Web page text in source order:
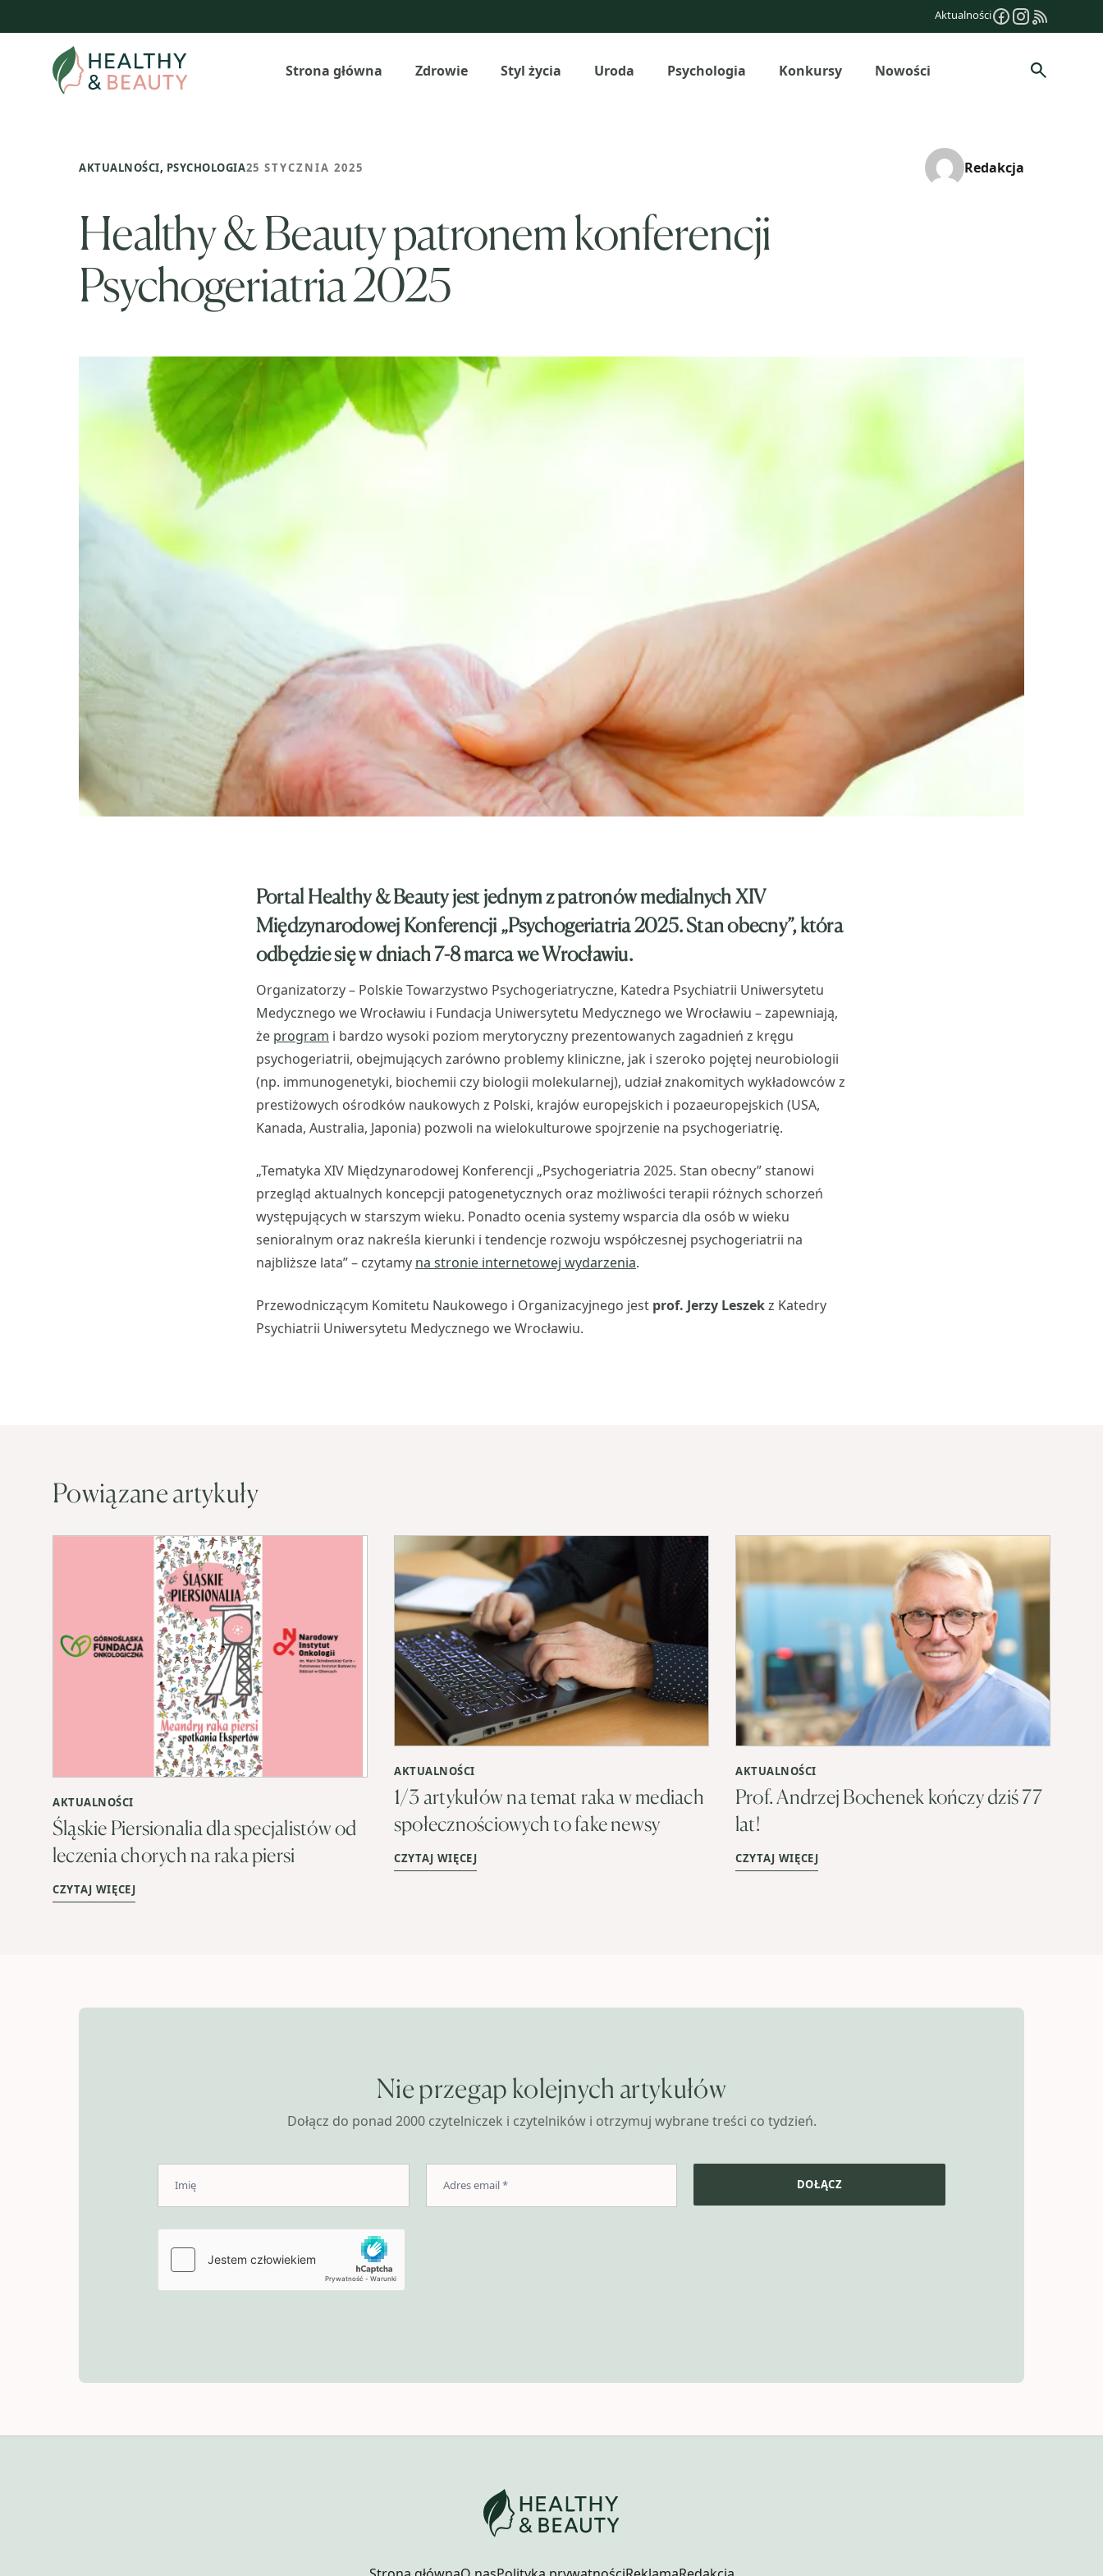
do
Aktualności
Strona główna Zdrowie Styl życia Uroda Psychologia Konkursy Nowości Szukaj
AKTUALNOŚCI, PSYCHOLOGIA25 STYCZNIA 2025 Redakcja
Healthy & Beauty patronem konferencji
Psychogeriatria 2025
Portal Healthy & Beauty jest jednym z patronów medialnych XIV
Międzynarodowej Konferencji „Psychogeriatria 2025. Stan obecny”, która
odbędzie się w dniach 7-8 marca we Wrocławiu.
Organizatorzy – Polskie Towarzystwo Psychogeriatryczne, Katedra Psychiatrii Uniwersytetu
Medycznego we Wrocławiu i Fundacja Uniwersytetu Medycznego we Wrocławiu – zapewniają,
że program i bardzo wysoki poziom merytoryczny prezentowanych zagadnień z kręgu
psychogeriatrii, obejmujących zarówno problemy kliniczne, jak i szeroko pojętej neurobiologii
(np. immunogenetyki, biochemii czy biologii molekularnej), udział znakomitych wykładowców z
prestiżowych ośrodków naukowych z Polski, krajów europejskich i pozaeuropejskich (USA,
Kanada, Australia, Japonia) pozwoli na wielokulturowe spojrzenie na psychogeriatrię.
„Tematyka XIV Międzynarodowej Konferencji „Psychogeriatria 2025. Stan obecny” stanowi
przegląd aktualnych koncepcji patogenetycznych oraz możliwości terapii różnych schorzeń
występujących w starszym wieku. Ponadto ocenia systemy wsparcia dla osób w wieku
senioralnym oraz nakreśla kierunki i tendencje rozwoju współczesnej psychogeriatrii na
najbliższe lata” – czytamy na stronie internetowej wydarzenia.
Przewodniczącym Komitetu Naukowego i Organizacyjnego jest prof. Jerzy Leszekz Katedry
Psychiatrii Uniwersytetu Medycznego we Wrocławiu.
Powiązane artykuły
AKTUALNOŚCI
Śląskie Piersionalia dla specjalistów od
leczenia chorych na raka piersi
CZYTAJ WIĘCEJ
AKTUALNOŚCI
1/3 artykułów na temat raka w mediach
społecznościowych to fake newsy
CZYTAJ WIĘCEJ
AKTUALNOŚCI
Prof. Andrzej Bochenek kończy dziś 77
lat!
CZYTAJ WIĘCEJ
Nie przegap kolejnych artykułów
Dołącz do ponad 2000 czytelniczek i czytelników i otrzymuj wybrane treści co tydzień.